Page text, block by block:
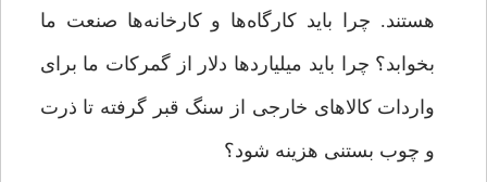
هستند. چرا باید کارگاه‌ها و کارخانه‌ها صنعت ما
بخوابد؟ چرا باید میلیاردها دلار از گمرکات ما برای
واردات کالاهای خارجی از سنگ قبر گرفته تا ذرت
و چوب بستنی هزینه شود؟